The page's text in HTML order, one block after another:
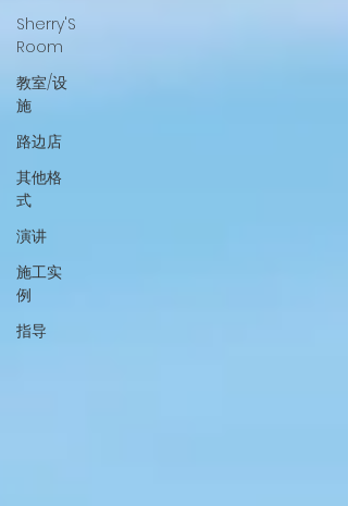
Sherry'S
Room
教室/设
施
路边店
其他格
式
演讲
施工实
例
指导